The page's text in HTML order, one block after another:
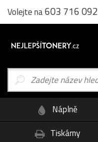
Volejte na603 716 092
Náplně
Tiskárny